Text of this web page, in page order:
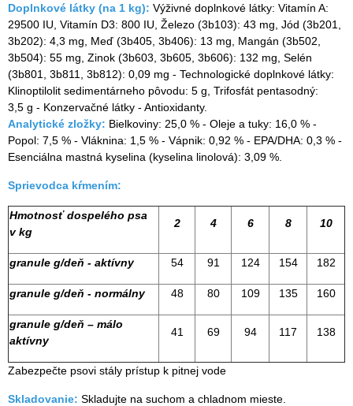
Doplnkové látky (na 1 kg): Výživné doplnkové látky: Vitamín A:
29500 IU, Vitamín D3: 800 IU, Železo (3b103): 43 mg, Jód (3b201,
3b202): 4,3 mg, Meď (3b405, 3b406): 13 mg, Mangán (3b502,
3b504): 55 mg, Zinok (3b603, 3b605, 3b606): 132 mg, Selén
(3b801, 3b811, 3b812): 0,09 mg - Technologické doplnkové látky:
Klinoptilolit sedimentárneho pôvodu: 5 g, Trifosfát pentasodný:
3,5 g - Konzervačné látky - Antioxidanty.
Analytické zložky: Bielkoviny: 25,0 % - Oleje a tuky: 16,0 % -
Popol: 7,5 % - Vláknina: 1,5 % - Vápnik: 0,92 % - EPA/DHA: 0,3 % -
Esenciálna mastná kyselina (kyselina linolová): 3,09 %.
Sprievodca kŕmením:
Hmotnosť dospelého psa
v kg
2 4 6 8 10
granule g/deň - aktívny 54 91 124 154 182
granule g/deň - normálny 48 80 109 135 160
granule g/deň – málo
aktívny
41 69 94 117 138
Zabezpečte psovi stály prístup k pitnej vode
Skladovanie: Skladujte na suchom a chladnom mieste.